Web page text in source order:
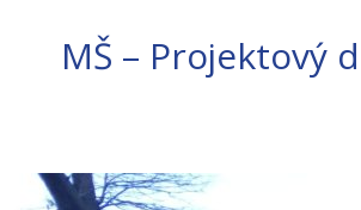
MŠ – Projektový